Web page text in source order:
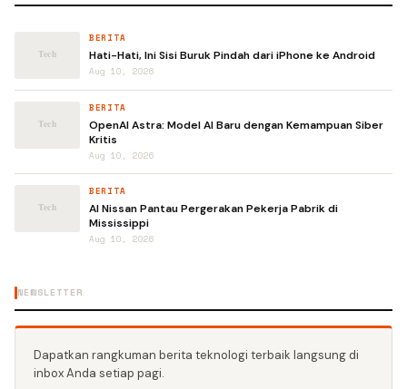
BERITA
Hati-Hati, Ini Sisi Buruk Pindah dari iPhone ke Android
Aug 10, 2026
BERITA
OpenAI Astra: Model AI Baru dengan Kemampuan Siber
Kritis
Aug 10, 2026
BERITA
AI Nissan Pantau Pergerakan Pekerja Pabrik di
Mississippi
Aug 10, 2026
NEWSLETTER
Dapatkan rangkuman berita teknologi terbaik langsung di
inbox Anda setiap pagi.